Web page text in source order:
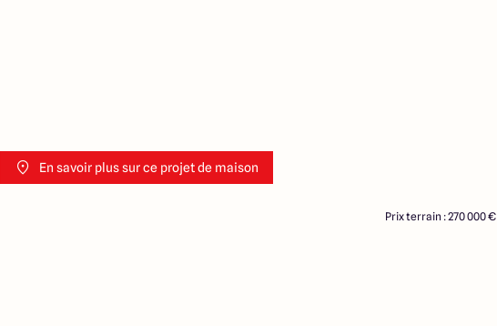
En savoir plus sur ce projet de maison
Prix terrain : 270 000 €